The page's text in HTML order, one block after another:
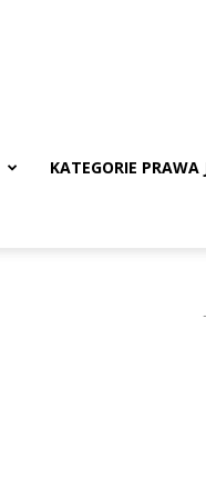
KATEGORIE PRAWA